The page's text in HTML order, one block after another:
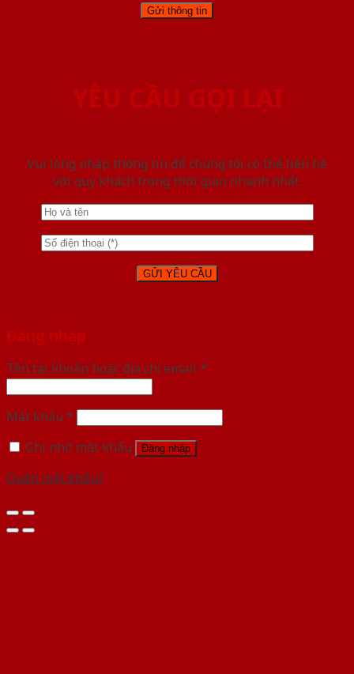
YÊU CẦU GỌI LẠI
Vui lòng nhập thông tin để chúng tôi có thể liên hệ
với quý khách trong thời gian nhanh nhất.
Đăng nhập
Tên tài khoản hoặc địa chỉ email *
Mật khẩu *
Ghi nhớ mật khẩu
Đăng nhập
Quên mật khẩu?